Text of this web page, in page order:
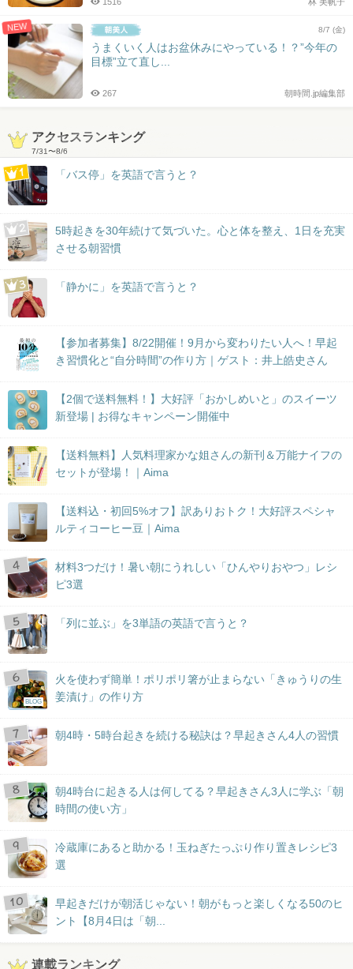
NEW 8/7 (金)
うまくいく人はお盆休みにやっている！？”今年の
目標”立て直し...
朝時間.jp編集部
267
アクセスランキング
7/31〜8/6
「バス停」を英語で言うと？
5時起きを30年続けて気づいた。心と体を整え、1日を充実
させる朝習慣
「静かに」を英語で言うと？
【参加者募集】8/22開催！9月から変わりたい人へ！早起
き習慣化と“自分時間”の作り方｜ゲスト：井上皓史さん
【2個で送料無料！】大好評「おかしめいと」のスイーツ
新登場 | お得なキャンペーン開催中
【送料無料】人気料理家かな姐さんの新刊＆万能ナイフの
セットが登場！｜Aima
【送料込・初回5%オフ】訳ありおトク！大好評スペシャ
ルティコーヒー豆｜Aima
材料3つだけ！暑い朝にうれしい「ひんやりおやつ」レシ
ピ3選
「列に並ぶ」を3単語の英語で言うと？
BLOG
火を使わず簡単！ポリポリ箸が止まらない「きゅうりの生
姜漬け」の作り方
朝4時・5時台起きを続ける秘訣は？早起きさん4人の習慣
朝4時台に起きる人は何してる？早起きさん3人に学ぶ「朝
時間の使い方」
冷蔵庫にあると助かる！玉ねぎたっぷり作り置きレシピ3
選
早起きだけが朝活じゃない！朝がもっと楽しくなる50のヒ
ント【8月4日は「朝...
連載ランキング